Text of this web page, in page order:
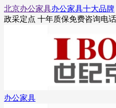
北京办公家具办公家具十大品牌
政采定点 十年质保免费咨询电
办公家具